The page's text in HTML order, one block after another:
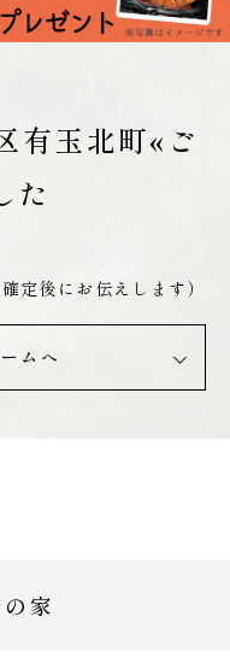
有玉北町«ご
た
定後にお伝えします）
ムへ
家